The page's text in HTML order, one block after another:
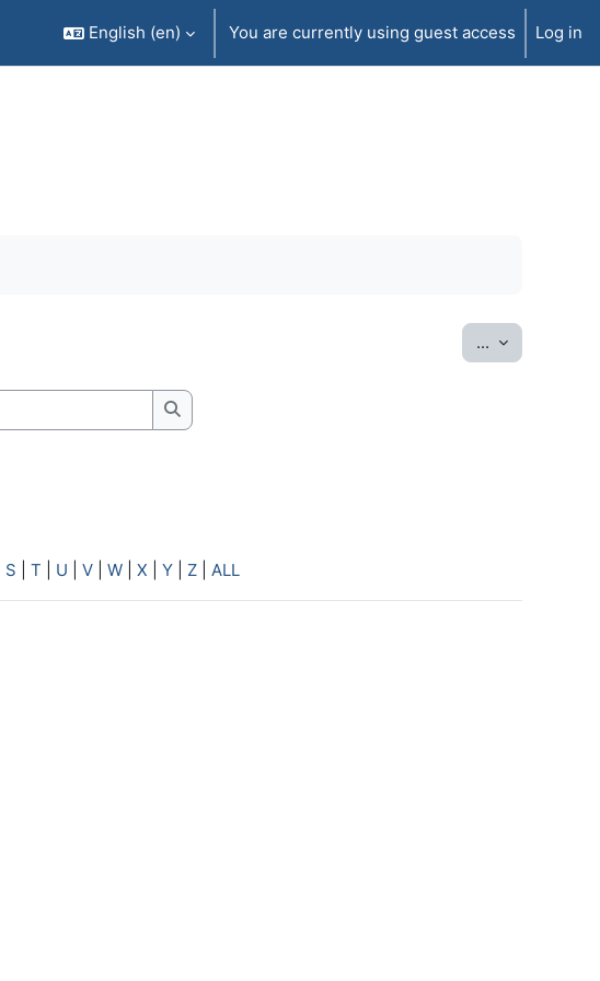
English ‎(en)‎ You are currently using guest access Log in
... Export
Search
S T U V W X Y Z ALL